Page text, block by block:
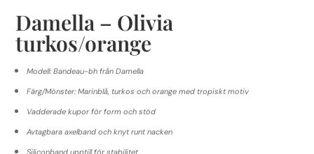
Damella – Olivia
turkos/orange
Modell: Bandeau-bh från Damella
Färg/Mönster: Marinblå, turkos och orange med tropiskt motiv
Vadderade kupor för form och stöd
Avtagbara axelband och knyt runt nacken
Siliconband upptill för stabilitet